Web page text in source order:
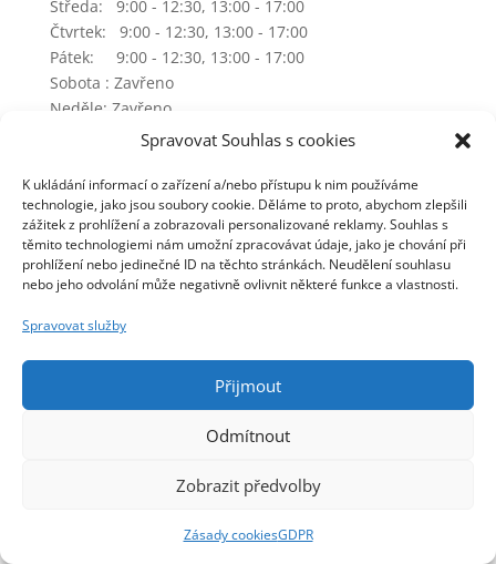
Spravovat Souhlas s cookies
K ukládání informací o zařízení a/nebo přístupu k nim používáme
technologie, jako jsou soubory cookie. Děláme to proto, abychom zlepšili
zážitek z prohlížení a zobrazovali personalizované reklamy. Souhlas s
těmito technologiemi nám umožní zpracovávat údaje, jako je chování při
prohlížení nebo jedinečné ID na těchto stránkách. Neudělení souhlasu
nebo jeho odvolání může negativně ovlivnit některé funkce a vlastnosti.
Spravovat služby
Přijmout
Odmítnout
Zobrazit předvolby
Zásady cookiesGDPR
Středa: 9:00 - 12:30, 13:00 - 17:00
Čtvrtek: 9:00 - 12:30, 13:00 - 17:00
Pátek: 9:00 - 12:30, 13:00 - 17:00
Sobota : Zavřeno
Neděle: Zavřeno
Obchodní podmínky
Zásady ochrany soukromí (GDPR)
Odstoupení od smlouvy a vrácení zboží
Jak se stát členem?
2018 – 2026 Copyright Energy Příbram | Made by